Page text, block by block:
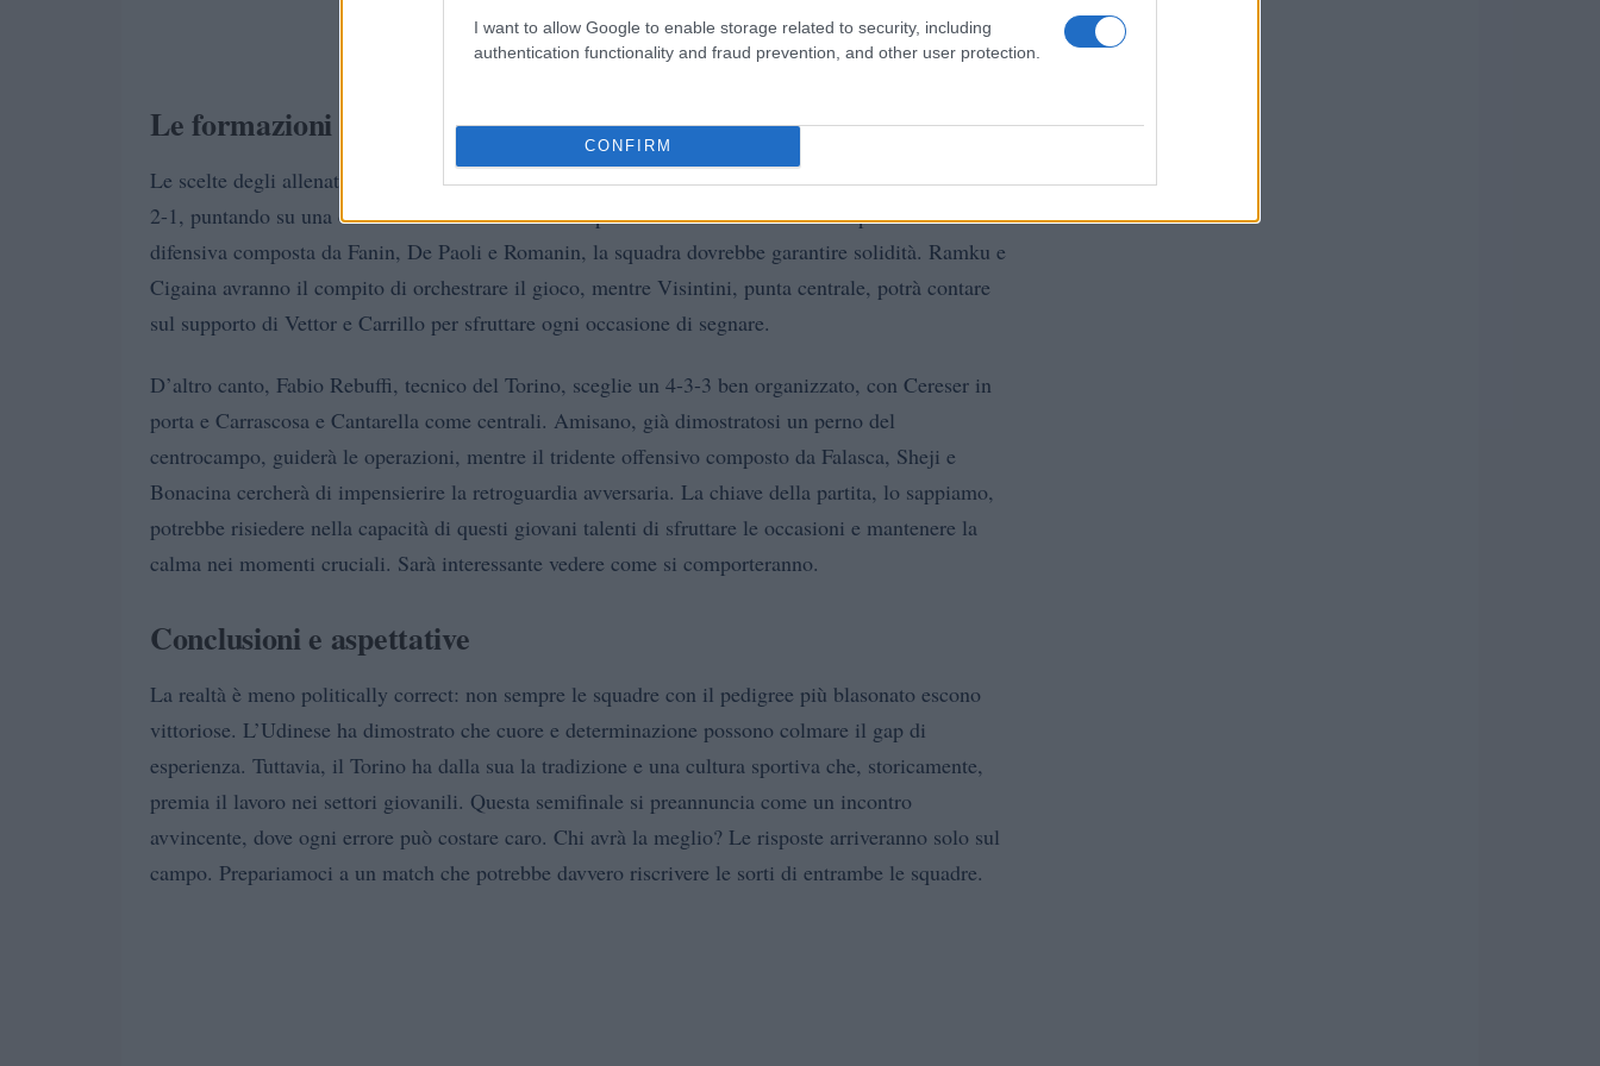
I want to allow Google to enable storage related to security, including
authentication functionality and fraud prevention, and other user protection.
CONFIRM
Le formazioni ufficiali e le strategie
Le scelte degli allenatori parlano chiaro: Alessandro Gridel per l’Udinese opta per un modulo 3-4-
2-1, puntando su una difesa robusta e un centrocampo dinamico. Con Venuti tra i pali e una linea
difensiva composta da Fanin, De Paoli e Romanin, la squadra dovrebbe garantire solidità. Ramku e
Cigaina avranno il compito di orchestrare il gioco, mentre Visintini, punta centrale, potrà contare
sul supporto di Vettor e Carrillo per sfruttare ogni occasione di segnare.
D’altro canto, Fabio Rebuffi, tecnico del Torino, sceglie un 4-3-3 ben organizzato, con Cereser in
porta e Carrascosa e Cantarella come centrali. Amisano, già dimostratosi un perno del
centrocampo, guiderà le operazioni, mentre il tridente offensivo composto da Falasca, Sheji e
Bonacina cercherà di impensierire la retroguardia avversaria. La chiave della partita, lo sappiamo,
potrebbe risiedere nella capacità di questi giovani talenti di sfruttare le occasioni e mantenere la
calma nei momenti cruciali. Sarà interessante vedere come si comporteranno.
Conclusioni e aspettative
La realtà è meno politically correct: non sempre le squadre con il pedigree più blasonato escono
vittoriose. L’Udinese ha dimostrato che cuore e determinazione possono colmare il gap di
esperienza. Tuttavia, il Torino ha dalla sua la tradizione e una cultura sportiva che, storicamente,
premia il lavoro nei settori giovanili. Questa semifinale si preannuncia come un incontro
avvincente, dove ogni errore può costare caro. Chi avrà la meglio? Le risposte arriveranno solo sul
campo. Prepariamoci a un match che potrebbe davvero riscrivere le sorti di entrambe le squadre.